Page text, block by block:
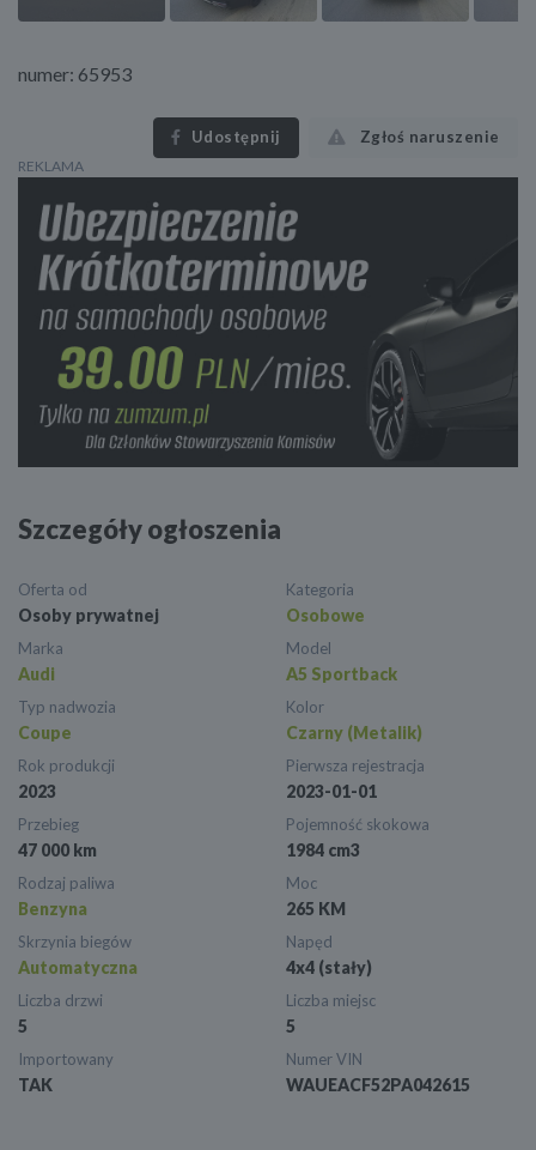
numer: 65953
Udostępnij Zgłoś naruszenie
REKLAMA
Szczegóły ogłoszenia
Oferta od
Osoby prywatnej
Kategoria
Osobowe
Marka
Audi
Model
A5 Sportback
Typ nadwozia
Coupe
Kolor
Czarny (Metalik)
Rok produkcji
2023
Pierwsza rejestracja
2023-01-01
Przebieg
47 000 km
Pojemność skokowa
1984 cm3
Rodzaj paliwa
Benzyna
Moc
265 KM
Skrzynia biegów
Automatyczna
Napęd
4x4 (stały)
Liczba drzwi
5
Liczba miejsc
5
Importowany
TAK
Numer VIN
WAUEACF52PA042615